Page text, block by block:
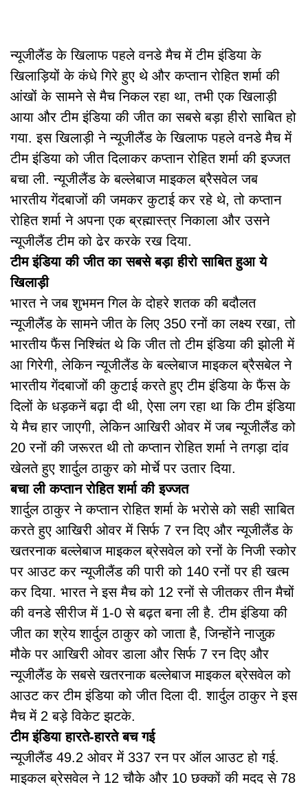
न्यूजीलैंड के खिलाफ पहले वनडे मैच में टीम इंडिया के
खिलाड़ियों के कंधे गिरे हुए थे और कप्तान रोहित शर्मा की
आंखों के सामने से मैच निकल रहा था, तभी एक खिलाड़ी
आया और टीम इंडिया की जीत का सबसे बड़ा हीरो साबित हो
गया. इस खिलाड़ी ने न्यूजीलैंड के खिलाफ पहले वनडे मैच में
टीम इंडिया को जीत दिलाकर कप्तान रोहित शर्मा की इज्जत
बचा ली. न्यूजीलैंड के बल्लेबाज माइकल ब्रैसवेल जब
भारतीय गेंदबाजों की जमकर कुटाई कर रहे थे, तो कप्तान
रोहित शर्मा ने अपना एक ब्रह्मास्त्र निकाला और उसने
न्यूजीलैंड टीम को ढेर करके रख दिया.
टीम इंडिया की जीत का सबसे बड़ा हीरो साबित हुआ ये
खिलाड़ी
भारत ने जब शुभमन गिल के दोहरे शतक की बदौलत
न्यूजीलैंड के सामने जीत के लिए 350 रनों का लक्ष्य रखा, तो
भारतीय फैंस निश्चिंत थे कि जीत तो टीम इंडिया की झोली में
आ गिरेगी, लेकिन न्यूजीलैंड के बल्लेबाज माइकल ब्रैसबेल ने
भारतीय गेंदबाजों की कुटाई करते हुए टीम इंडिया के फैंस के
दिलों के धड़कनें बढ़ा दी थी, ऐसा लग रहा था कि टीम इंडिया
ये मैच हार जाएगी, लेकिन आखिरी ओवर में जब न्यूजीलैंड को
20 रनों की जरूरत थी तो कप्तान रोहित शर्मा ने तगड़ा दांव
खेलते हुए शार्दुल ठाकुर को मोर्चे पर उतार दिया.
बचा ली कप्तान रोहित शर्मा की इज्जत
शार्दुल ठाकुर ने कप्तान रोहित शर्मा के भरोसे को सही साबित
करते हुए आखिरी ओवर में सिर्फ 7 रन दिए और न्यूजीलैंड के
खतरनाक बल्लेबाज माइकल ब्रेसवेल को रनों के निजी स्कोर
पर आउट कर न्यूजीलैंड की पारी को 140 रनों पर ही खत्म
कर दिया. भारत ने इस मैच को 12 रनों से जीतकर तीन मैचों
की वनडे सीरीज में 1-0 से बढ़त बना ली है. टीम इंडिया की
जीत का श्रेय शार्दुल ठाकुर को जाता है, जिन्होंने नाजुक
मौके पर आखिरी ओवर डाला और सिर्फ 7 रन दिए और
न्यूजीलैंड के सबसे खतरनाक बल्लेबाज माइकल ब्रेसवेल को
आउट कर टीम इंडिया को जीत दिला दी. शार्दुल ठाकुर ने इस
मैच में 2 बड़े विकेट झटके.
टीम इंडिया हारते-हारते बच गई
न्यूजीलैंड 49.2 ओवर में 337 रन पर ऑल आउट हो गई.
माइकल ब्रेसवेल ने 12 चौके और 10 छक्कों की मदद से 78